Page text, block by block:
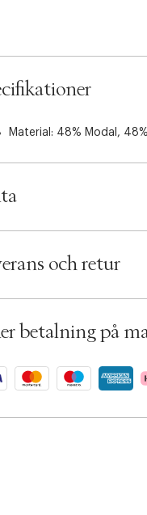
Material: 48% Modal,
8721522049248
S15490671
och retur
betalning på